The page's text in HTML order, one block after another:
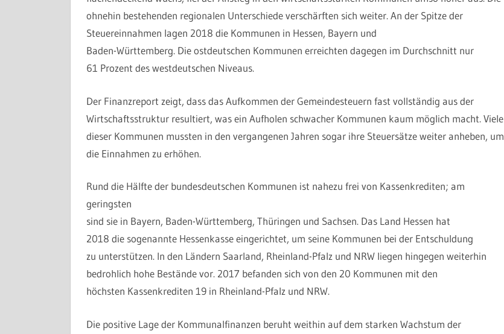
ohnehin bestehenden regionalen Unterschiede verschärften sich weiter. An der Spitze der
Steuereinnahmen lagen 2018 die Kommunen in Hessen, Bayern und
Baden-Württemberg. Die ostdeutschen Kommunen erreichten dagegen im Durchschnitt nur
61 Prozent des westdeutschen Niveaus.
Der Finanzreport zeigt, dass das Aufkommen der Gemeindesteuern fast vollständig aus der
Wirtschaftsstruktur resultiert, was ein Aufholen schwacher Kommunen kaum möglich macht. Viele
dieser Kommunen mussten in den vergangenen Jahren sogar ihre Steuersätze weiter anheben, um
die Einnahmen zu erhöhen.
Rund die Hälfte der bundesdeutschen Kommunen ist nahezu frei von Kassenkrediten; am
geringsten
sind sie in Bayern, Baden-Württemberg, Thüringen und Sachsen. Das Land Hessen hat
2018 die sogenannte Hessenkasse eingerichtet, um seine Kommunen bei der Entschuldung
zu unterstützen. In den Ländern Saarland, Rheinland-Pfalz und NRW liegen hingegen weiterhin
bedrohlich hohe Bestände vor. 2017 befanden sich von den 20 Kommunen mit den
höchsten Kassenkrediten 19 in Rheinland-Pfalz und NRW.
Die positive Lage der Kommunalfinanzen beruht weithin auf dem starken Wachstum der